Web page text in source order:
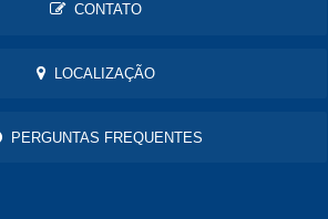
CONTATO
LOCALIZAÇÃO
PERGUNTAS FREQUENTES